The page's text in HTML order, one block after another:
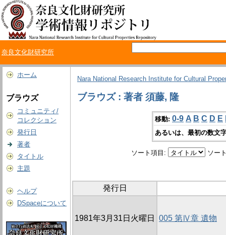
奈良文化財研究所
ホーム
ブラウズ
コミュニティ/
コレクション
発行日
著者
タイトル
主題
ヘルプ
DSpaceについて
Nara National Research Institute for Cultural
ブラウズ : 著者 須藤, 隆
移動: 0-9 A B C D E
あるいは、最初の数文
ソート項目: ソー
発行日
1981年3月31日火曜日 005 第Ⅳ章 遺物